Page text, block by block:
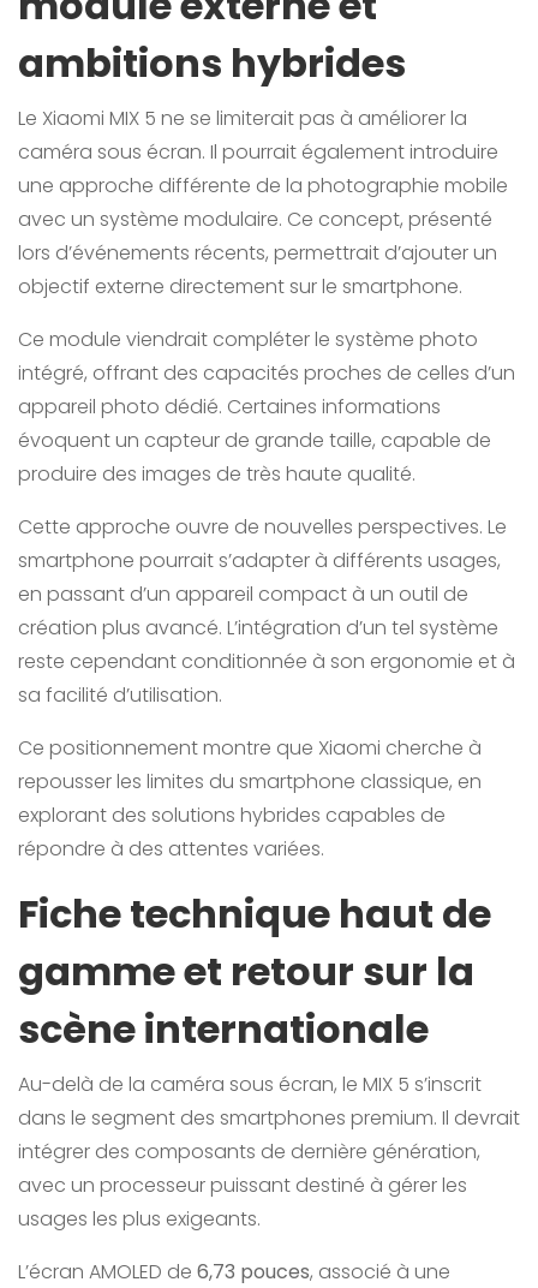
ambitions hybrides
Le Xiaomi MIX 5 ne se limiterait pas à améliorer la
caméra sous écran. Il pourrait également introduire
une approche différente de la photographie mobile
avec un système modulaire. Ce concept, présenté
lors d’événements récents, permettrait d’ajouter un
objectif externe directement sur le smartphone.
Ce module viendrait compléter le système photo
intégré, offrant des capacités proches de celles d’un
appareil photo dédié. Certaines informations
évoquent un capteur de grande taille, capable de
produire des images de très haute qualité.
Cette approche ouvre de nouvelles perspectives. Le
smartphone pourrait s’adapter à différents usages,
en passant d’un appareil compact à un outil de
création plus avancé. L’intégration d’un tel système
reste cependant conditionnée à son ergonomie et à
sa facilité d’utilisation.
Ce positionnement montre que Xiaomi cherche à
repousser les limites du smartphone classique, en
explorant des solutions hybrides capables de
répondre à des attentes variées.
Fiche technique haut de
gamme et retour sur la
scène internationale
Au-delà de la caméra sous écran, le MIX 5 s’inscrit
dans le segment des smartphones premium. Il devrait
intégrer des composants de dernière génération,
avec un processeur puissant destiné à gérer les
usages les plus exigeants.
L’écran AMOLED de 6,73 pouces, associé à une